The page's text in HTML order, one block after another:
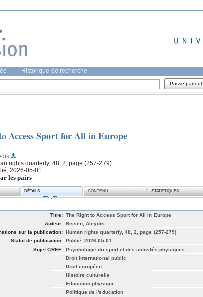
Historique de recherche
Passe-partout
Access Sport for All in Europe
rights quarterly, 48, 2, page (257-279)
2026-05-01
les pairs
DÉTAILS CONTENU STATISTIQUES
Titre: The Right to Access Sport for All in Europe
Auteur: Nissen, Aleydis
sur la publication: Human rights quarterly, 48, 2, page (257-279)
Statut de publication: Publié, 2026-05-01
Sujet CREF: Psychologie du sport et des activités physiques
Droit international public
Droit européen
Histoire culturelle
Education physique
Politique de l'éducation